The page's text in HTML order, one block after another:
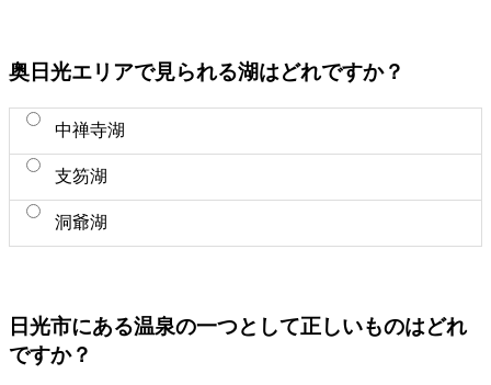
奥日光エリアで見られる湖はどれですか？
中禅寺湖
支笏湖
洞爺湖
日光市にある温泉の一つとして正しいものはどれ
ですか？